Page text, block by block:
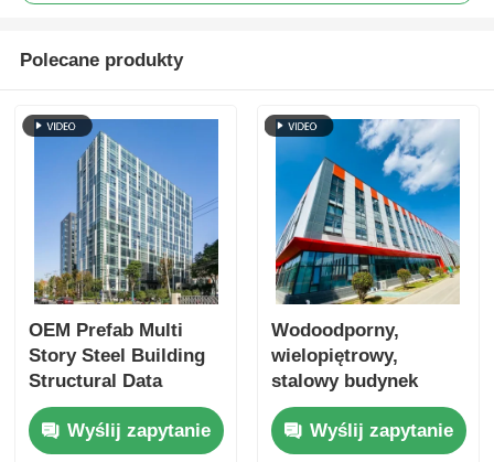
Polecane produkty
OEM Prefab Multi
Story Steel Building
Structural Data
Center
Ognioodporność
Wyślij zapytanie
Wodoodporny,
wielopiętrowy,
stalowy budynek
przemysłowy na
zamówienie
Wyślij zapytanie